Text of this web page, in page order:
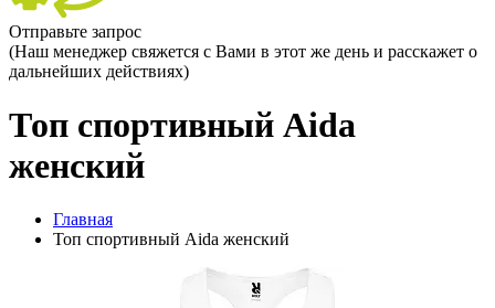
Отправьте запрос
(Наш менеджер свяжется с Вами в этот же день и расскажет о
дальнейших действиях)
Топ спортивный Aida
женский
Главная
Топ спортивный Aida женский